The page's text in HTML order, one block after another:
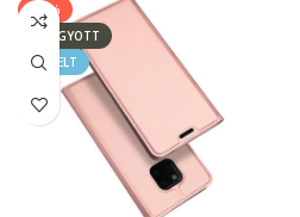
-50%
ELFOGYOTT
KIEMELT